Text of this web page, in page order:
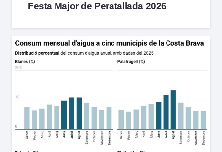
Festa Major de Peratallada 2026